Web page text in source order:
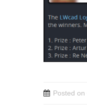
Posted on